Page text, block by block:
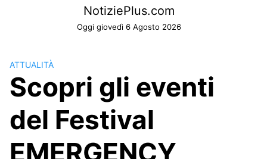
NotiziePlus.com
Oggi giovedì 6 Agosto 2026
ATTUALITÀ
Scopri gli eventi
del Festival
EMERGENCY